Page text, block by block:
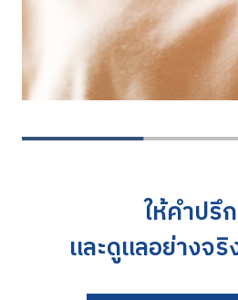
ให้คำปรึ
และดูแลอย่างจริ